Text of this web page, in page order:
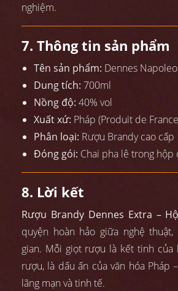
nghiệm.
7. Thông tin sản phẩm
Tên sản phẩm: Dennes
Dung tích: 700ml
Nồng độ: 40% vol
Xuất xứ: Pháp (Produit de
Phân loại: Rượu Brandy cao cấp
Đóng gói: Chai pha lê trong hộp
8. Lời kết
Rượu Brandy Dennes Extra –
quyện hoàn hảo giữa nghệ
gian. Mỗi giọt rượu là kết tinh của
rượu, là dấu ấn của văn hóa Pháp
lãng mạn và tinh tế.